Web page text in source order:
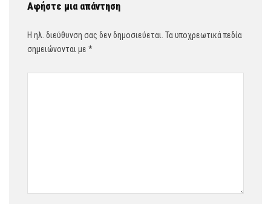
Αφήστε μια απάντηση
Η ηλ. διεύθυνση σας δεν δημοσιεύεται. Τα υποχρεωτικά πεδία
σημειώνονται με *